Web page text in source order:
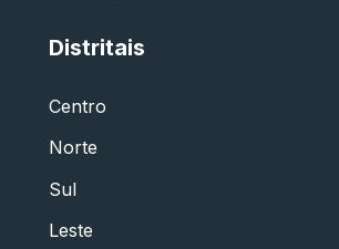
Distritais
Centro
Norte
Sul
Leste